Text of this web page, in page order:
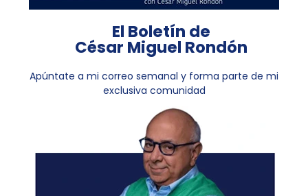
El Boletín de
César Miguel Rondón
Apúntate a mi correo semanal y forma parte de mi
exclusiva comunidad